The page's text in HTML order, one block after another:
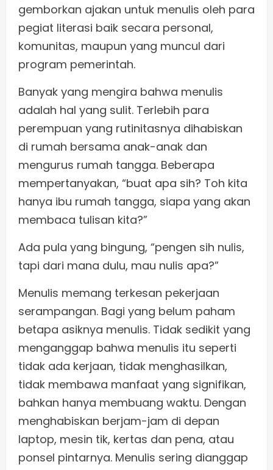
gemborkan ajakan untuk menulis oleh para
pegiat literasi baik secara personal,
komunitas, maupun yang muncul dari
program pemerintah.
Banyak yang mengira bahwa menulis
adalah hal yang sulit. Terlebih para
perempuan yang rutinitasnya dihabiskan
di rumah bersama anak-anak dan
mengurus rumah tangga. Beberapa
mempertanyakan, “buat apa sih? Toh kita
hanya ibu rumah tangga, siapa yang akan
membaca tulisan kita?”
Ada pula yang bingung, “pengen sih nulis,
tapi dari mana dulu, mau nulis apa?”
Menulis memang terkesan pekerjaan
serampangan. Bagi yang belum paham
betapa asiknya menulis. Tidak sedikit yang
menganggap bahwa menulis itu seperti
tidak ada kerjaan, tidak menghasilkan,
tidak membawa manfaat yang signifikan,
bahkan hanya membuang waktu. Dengan
menghabiskan berjam-jam di depan
laptop, mesin tik, kertas dan pena, atau
ponsel pintarnya. Menulis sering dianggap